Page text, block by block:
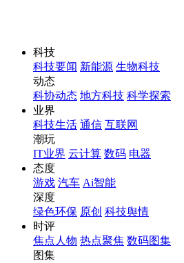
科技
科技要闻 新能源 生物科技
动态
科协动态 地方科技 科学探索
业界
科技生活 通信 互联网
潮玩
IT业界 云计算 数码 电器
态度
游戏 汽车 Ai智能
深度
绿色环保 原创 科技舆情
时评
焦点人物 热点聚焦 数码图集
图集